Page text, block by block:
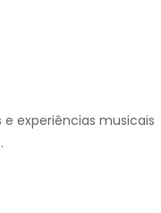
experiências musicais